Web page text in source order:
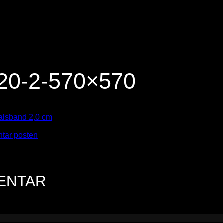
2-570×570
2,0 cm
posten